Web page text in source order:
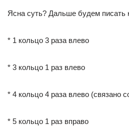
Ясна суть? Дальше будем писать
* 1 кольцо 3 раза влево
* 3 кольцо 1 раз влево
* 4 кольцо 4 раза влево (связано
* 5 кольцо 1 раз вправо